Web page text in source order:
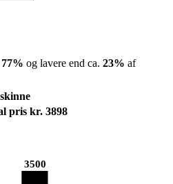
77% og lavere end ca. 23% af
pris kr. 3898
3500